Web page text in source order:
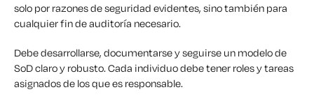
solo por razones de seguridad evidentes, sino también para
cualquier fin de auditoría necesario.
Debe desarrollarse, documentarse y seguirse un modelo de
SoD claro y robusto. Cada individuo debe tener roles y tareas
asignados de los que es responsable.